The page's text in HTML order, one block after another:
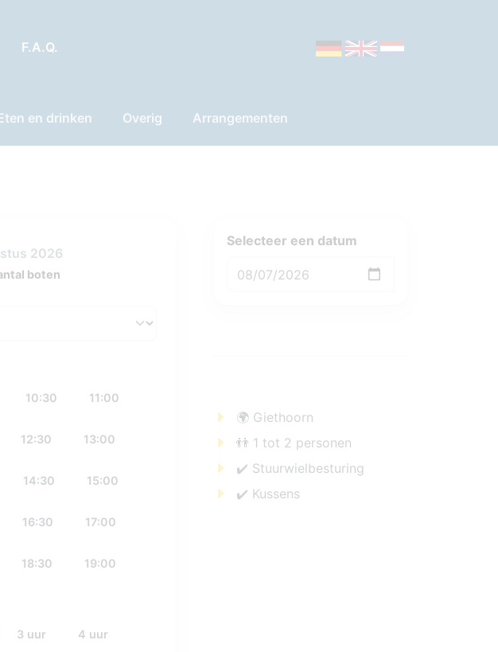
F.A.Q.
en drinken Overig Arrangementen
2026
boten
10:30 11:00
12:30 13:00
14:30 15:00
16:30 17:00
18:30 19:00
3 uur 4 uur
Selecteer een datum
🌍 Giethoorn
👬 1 tot 2 personen
✔️ Stuurwielbesturing
✔️ Kussens